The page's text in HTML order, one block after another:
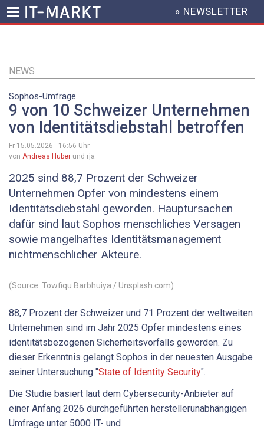
Inhalt
HEADER
MENU
» NEWSLETTER
NEWS
Sophos-Umfrage
9 von 10 Schweizer Unternehmen
von Identitätsdiebstahl betroffen
Fr 15.05.2026 - 16:56 Uhr
von Andreas Huber und rja
2025 sind 88,7 Prozent der Schweizer
Unternehmen Opfer von mindestens einem
Identitätsdiebstahl geworden. Hauptursachen
dafür sind laut Sophos menschliches Versagen
sowie mangelhaftes Identitätsmanagement
nichtmenschlicher Akteure.
(Source: Towfiqu Barbhuiya / Unsplash.com)
88,7 Prozent der Schweizer und 71 Prozent der weltweiten
Unternehmen sind im Jahr 2025 Opfer mindestens eines
identitätsbezogenen Sicherheitsvorfalls geworden. Zu
dieser Erkenntnis gelangt Sophos in der neuesten Ausgabe
seiner Untersuchung "State of Identity Security".
Die Studie basiert laut dem Cybersecurity-Anbieter auf
einer Anfang 2026 durchgeführten herstellerunabhängigen
Umfrage unter 5000 IT- und